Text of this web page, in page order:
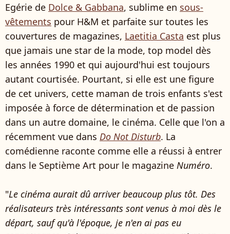
Egérie de Dolce & Gabbana, sublime en sous-
vêtements pour H&M et parfaite sur toutes les
couvertures de magazines, Laetitia Casta est plus
que jamais une star de la mode, top model dès
les années 1990 et qui aujourd'hui est toujours
autant courtisée. Pourtant, si elle est une figure
de cet univers, cette maman de trois enfants s'est
imposée à force de détermination et de passion
dans un autre domaine, le cinéma. Celle que l'on a
récemment vue dans Do Not Disturb. La
comédienne raconte comme elle a réussi à entrer
dans le Septième Art pour le magazine Numéro.
"Le cinéma aurait dû arriver beaucoup plus tôt. Des
réalisateurs très intéressants sont venus à moi dès le
départ, sauf qu'à l'époque, je n'en ai pas eu